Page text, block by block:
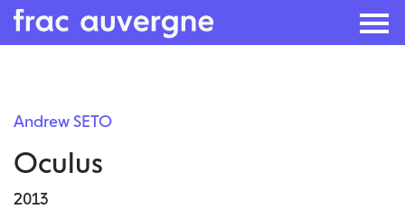
content
Andrew SETO
Oculus
2013